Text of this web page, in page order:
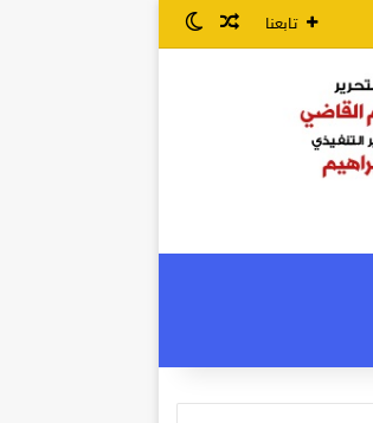
تابعنا مقال عشوائي
الوضع المظلم